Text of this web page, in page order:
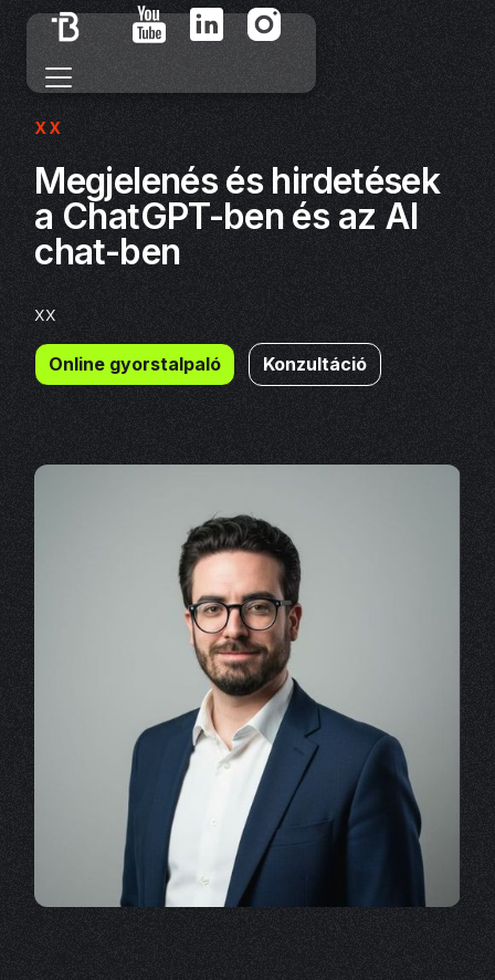
XX
Megjelenés és hirdetések
a ChatGPT-ben és az AI
chat-ben
xx
Online gyorstalpaló Konzultáció